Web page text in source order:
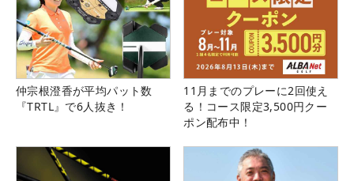
仲宗根澄香が平均パット数
『TRTL』で6人抜き！
11月までのプレーに2回使え
る！コース限定3,500円クー
ポン配布中！